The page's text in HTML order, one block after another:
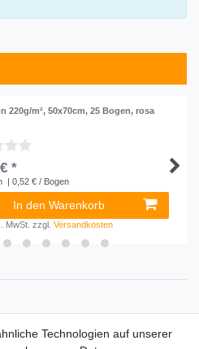
220g/m², 50x70cm, 25 Bogen, rosa
*
| 0,52 € / Bogen
In den Warenkorb
MwSt. zzgl.Versandkosten
Technologien auf unserer